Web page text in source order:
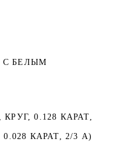
C БЕЛЫМ
0.128 КАРАТ,
КАРАТ, 2/3 А)